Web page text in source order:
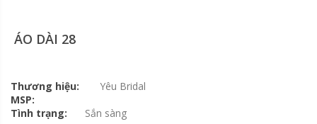
ÁO DÀI 28
Thương hiệu:
Yêu Bridal
MSP:
Tình trạng:
Sắn sàng